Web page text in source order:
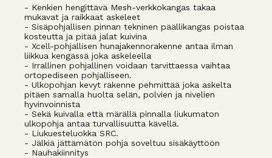
- Kenkien hengittävä Mesh-verkkokangas takaa
mukavat ja raikkaat askeleet
- Sisäpohjallisen pinnan tekninen päällikangas poistaa
kosteutta ja pitää jalat kuivina
- Xcell-pohjallisen hunajakennorakenne antaa ilman
liikkua kengässä joka askeleella
- Irrallinen pohjallinen voidaan tarvittaessa vaihtaa
ortopediseen pohjalliseen.
- Ulkopohjan kevyt rakenne pehmittää joka askelta
pitäen samalla huolta selän, polvien ja nivelien
hyvinvoinnista
- Sekä kuivalla että märällä pinnalla liukumaton
ulkopohja antaa turvallisuutta kävellä.
- Liukuesteluokka SRC.
- Jälkiä jättämätön pohja soveltuu sisäkäyttöön
- Nauhakiinnitys